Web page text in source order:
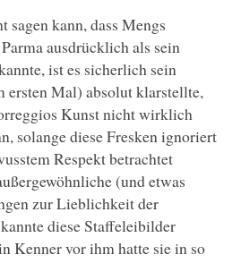
sagen kann, dass Mengs
ausdrücklich als sein
ist es sicherlich sein
ersten Mal) absolut klarstellte,
Kunst nicht wirklich
solange diese Fresken ignoriert
Respekt betrachtet
(und etwas
zur Lieblichkeit der
diese Staffeleibilder
Kenner vor ihm hatte sie in so